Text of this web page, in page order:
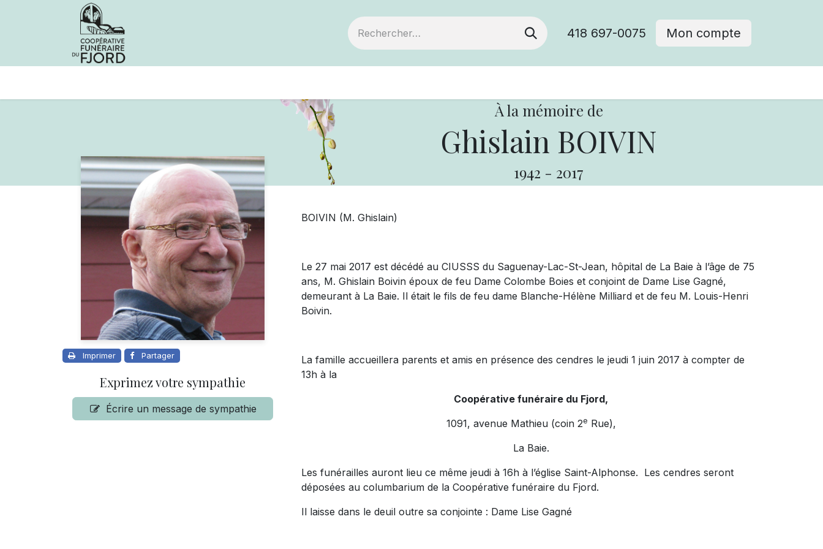
418 697-0075 Mon compte
À la mémoire de
Ghislain BOIVIN
1942 - 2017
Imprimer Partager
Exprimez votre sympathie
Écrire un message de sympathie
BOIVIN (M. Ghislain)
Le 27 mai 2017 est décédé au CIUSSS du Saguenay-Lac-St-Jean, hôpital de La Baie à l’âge de 75
ans, M. Ghislain Boivin époux de feu Dame Colombe Boies et conjoint de Dame Lise Gagné,
demeurant à La Baie. Il était le fils de feu dame Blanche-Hélène Milliard et de feu M. Louis-Henri
Boivin.
La famille accueillera parents et amis en présence des cendres le jeudi 1 juin 2017 à compter de
13h à la
Coopérative funéraire du Fjord,
1091, avenue Mathieu (coin 2e Rue),
La Baie.
Les funérailles auront lieu ce même jeudi à 16h à l’église Saint-Alphonse. Les cendres seront
déposées au columbarium de la Coopérative funéraire du Fjord.
Il laisse dans le deuil outre sa conjointe : Dame Lise Gagné